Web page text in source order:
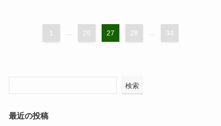
1 ... 26 27 28 ... 34
検索
最近の投稿